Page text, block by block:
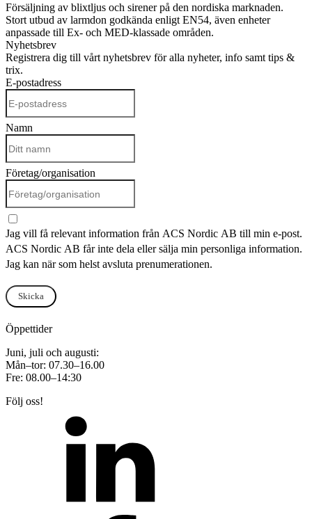
Försäljning av blixtljus och sirener på den nordiska marknaden.
Stort utbud av larmdon godkända enligt EN54, även enheter
anpassade till Ex- och MED-klassade områden.
Nyhetsbrev
Registrera dig till vårt nyhetsbrev för alla nyheter, info samt tips &
trix.
E-postadress
Namn
Företag/organisation
Jag vill få relevant information från ACS Nordic AB till min e-post.
ACS Nordic AB får inte dela eller sälja min personliga information.
Jag kan när som helst avsluta prenumerationen.
Skicka
Öppettider
Juni, juli och augusti:
Mån–tor: 07.30–16.00
Fre: 08.00–14:30
Följ oss!